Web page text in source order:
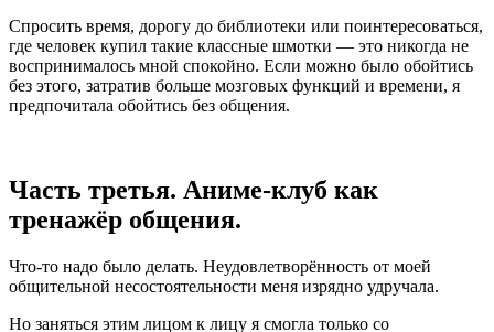
Спросить время, дорогу до библиотеки или поинтересоваться,
где человек купил такие классные шмотки — это никогда не
воспринималось мной спокойно. Если можно было обойтись
без этого, затратив больше мозговых функций и времени, я
предпочитала обойтись без общения.
Часть третья. Аниме-клуб как
тренажёр общения.
Что-то надо было делать. Неудовлетворённость от моей
общительной несостоятельности меня изрядно удручала.
Но заняться этим лицом к лицу я смогла только со